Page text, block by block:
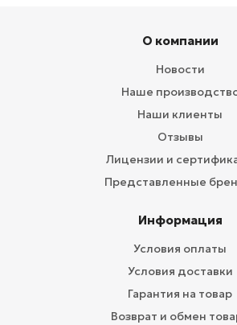
О компании
Новости
Наше
Наши клиенты
Отзывы
Лицензии и
Представленные
Информация
Условия оплаты
Условия доставки
Гарантия на товар
Возврат и обмен